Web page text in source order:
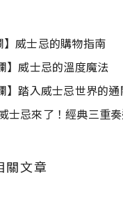
】威士忌的購物指南
】威士忌的溫度魔法
】踏入威士忌世界的
士忌來了！經典三重
關文章